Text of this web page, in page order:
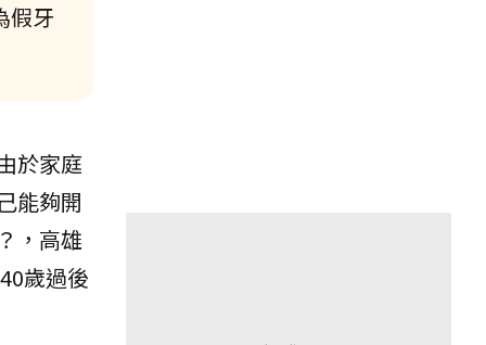
假牙
於家庭
能夠開
，高雄
歲過後